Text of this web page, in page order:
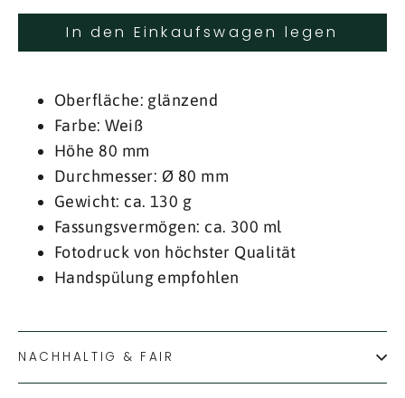
In den Einkaufswagen legen
Oberfläche: glänzend
Farbe: Weiß
Höhe 80 mm
Durchmesser: Ø 80 mm
Gewicht: ca. 130 g
Fassungsvermögen: ca. 300 ml
Fotodruck von höchster Qualität
Handspülung empfohlen
NACHHALTIG & FAIR